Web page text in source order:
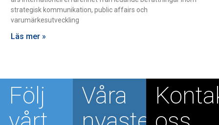
strategisk kommunikation, public affairs och
varumärkesutveckling
Läs mer »
Följ
Våra